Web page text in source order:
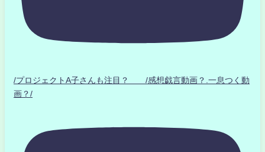
/プロジェクトA子さんも注目？ /感想戯言動画？.一息つく動
画？/